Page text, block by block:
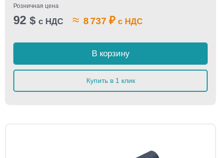
Розничная цена
92 $ с НДС ≈ 8 737 ₽ с НДС
В корзину
Купить в 1 клик